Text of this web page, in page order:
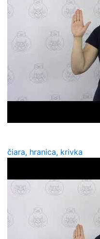
čiara, hranica, krivka